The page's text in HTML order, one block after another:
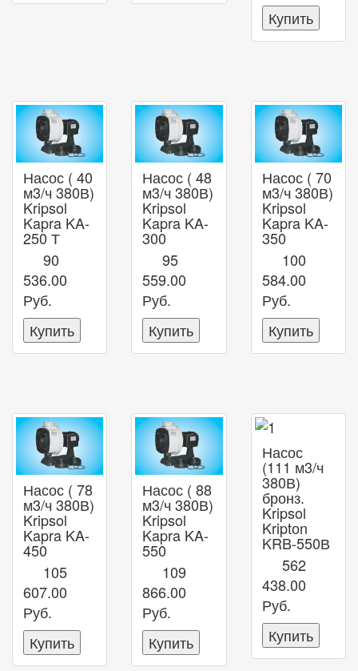
Купить
Насос ( 40
м3/ч 380В)
Kripsol
Kapra KA-
250 Т
90
536.00
Руб.
Купить
Насос ( 48
м3/ч 380В)
Kripsol
Kapra KA-
300
95
559.00
Руб.
Купить
Насос ( 70
м3/ч 380В)
Kripsol
Kapra KA-
350
100
584.00
Руб.
Купить
Насос ( 78
м3/ч 380В)
Kripsol
Kapra KA-
450
105
607.00
Руб.
Купить
Насос ( 88
м3/ч 380В)
Kripsol
Kapra KA-
550
109
866.00
Руб.
Купить
Насос
(111 м3/ч
380В)
бронз.
Kripsol
Kriptоn
KRB-550В
562
438.00
Руб.
Купить